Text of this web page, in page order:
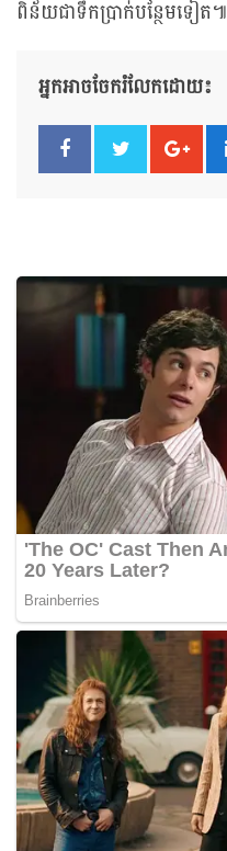
ពិន័យជាទឹកប្រាក់បន្ថែមទៀត៕
អ្នកអាចចែករំលែកដោយ៖